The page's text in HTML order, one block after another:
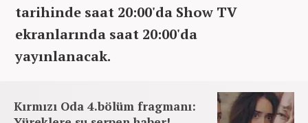
tarihinde saat 20:00'da Show TV
ekranlarında saat 20:00'da
yayınlanacak.
Kırmızı Oda 4.bölüm fragmanı: